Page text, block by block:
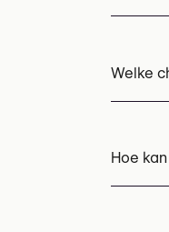
Welke
Hoe